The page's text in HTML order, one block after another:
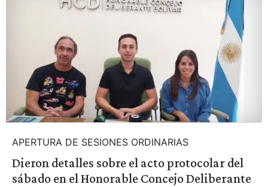
APERTURA DE SESIONES ORDINARIAS
Dieron detalles sobre el acto protocolar del
sábado en el Honorable Concejo Deliberante